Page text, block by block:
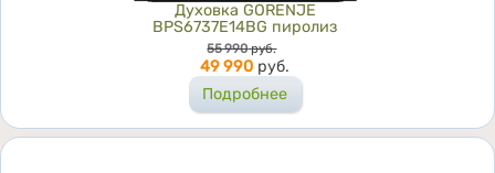
Духовка GORENJE
BPS6737E14BG пиролиз
Цена
55 990 руб.
49 990 руб.
Подробнее